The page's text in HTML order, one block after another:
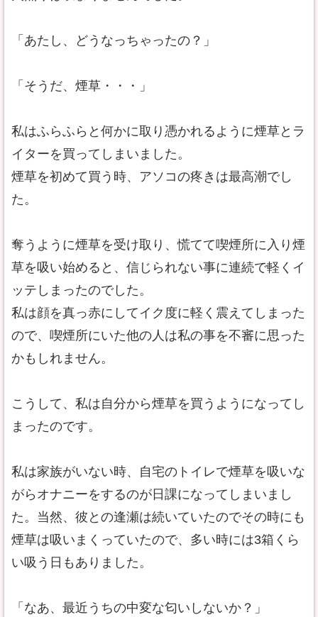
「あたし、どうなっちゃったの？」
「そうだ、煙草・・・」
私はふらふらと何かに取り憑かれるように煙草とラ
イターを買ってしまいました。
煙草を初めて買う時、アソコの疼きは最高潮でし
た。
奪うように煙草を受け取り、慌てて喫煙所に入り煙
草を吸い始めると、信じられない事に連続で軽くイ
ッテしまったのでした。
私は顔を真っ赤にしてイク度に軽く震えてしまった
ので、喫煙所にいた他の人は私の事を不審に思った
かもしれません。
こうして、私は自分から煙草を買うようになってし
まったのです。
私は家族がいない時、自宅のトイレで煙草を吸いな
がらオナニーをするのが日課になってしまいまし
た。当然、彼との逢瀬は続いていたのでその時にも
煙草は吸いまくっていたので、多い時には3箱くら
い吸う日もありました。
「なあ、最近うちの中変な匂いしないか？」